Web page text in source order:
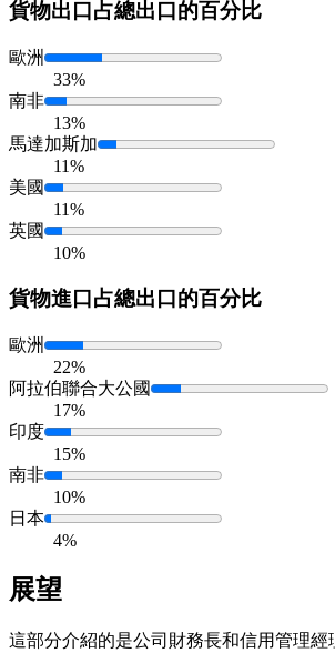
貨物出口 占總出口的百分比
歐洲
33%
南非
13%
馬達加斯加
11%
美國
11%
英國
10%
貨物進口占總出口的百分比
歐洲
22%
阿拉伯聯合大公國
17%
印度
15%
南非
10%
日本
4%
展望
這部分介紹的是公司財務長和信用管理經